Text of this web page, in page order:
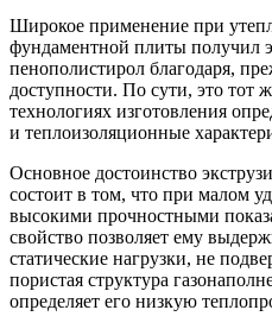
Широкое применение при
фундаментной плиты получил
пенополистирол благодаря,
доступности. По сути, это тот
технологиях изготовления
и теплоизоляционные
Основное достоинство
состоит в том, что при малом
высокими прочностными
свойство позволяет ему
статические нагрузки, не
пористая структура
определяет его низкую